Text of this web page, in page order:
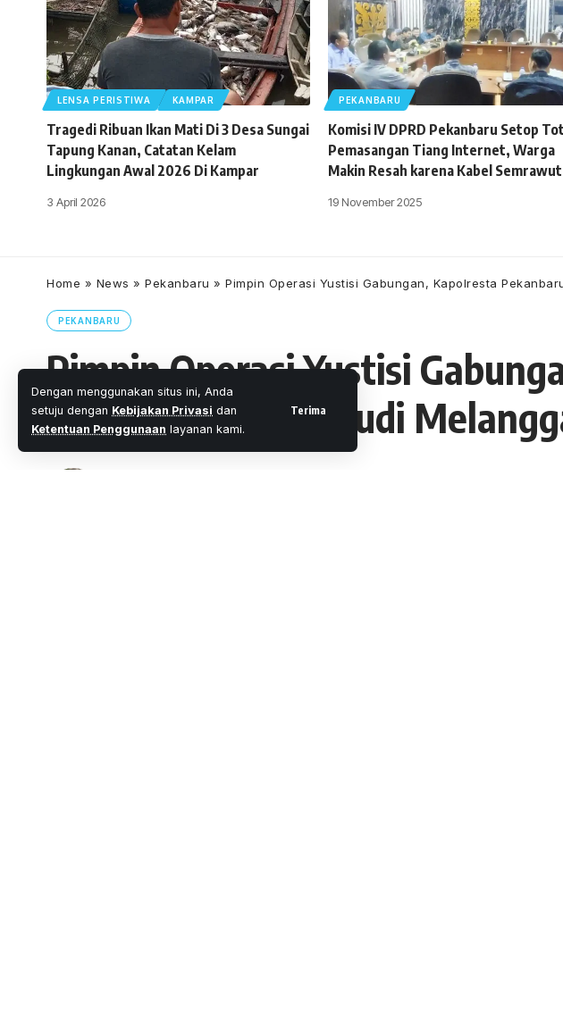
Dengan menggunakan situs ini, Anda
setuju dengan Kebijakan Privasi dan
Ketentuan Penggunaan layanan kami.
Terima
LENSA PERISTIWA KAMPAR
Tragedi Ribuan Ikan Mati Di 3 Desa Sungai
Tapung Kanan, Catatan Kelam
Lingkungan Awal 2026 Di Kampar
3 April 2026
PEKANBARU
Komisi IV DPRD Pekanbaru Setop
Pemasangan Tiang Internet, Warga
Makin Resah karena Kabel Semrawut
19 November 2025
Home » News » Pekanbaru » Pimpin Operasi Yustisi Gabungan, Kapolresta
PEKANBARU
Pimpin Operasi Yustisi
Puluhan Muda – Mudi